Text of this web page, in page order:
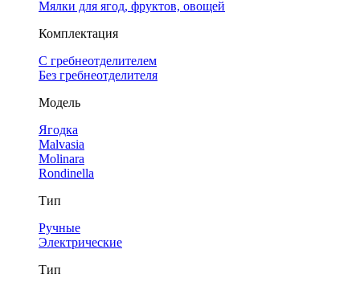
Мялки для ягод, фруктов, овощей
Комплектация
С гребнеотделителем
Без гребнеотделителя
Модель
Ягодка
Malvasia
Molinara
Rondinella
Тип
Ручные
Электрические
Тип